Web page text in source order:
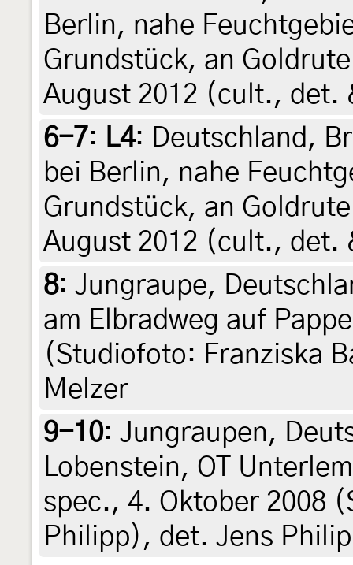
Berlin, nahe
Grundstück, an
August 2012 (cult., det.
6-7: L4: Deutschland,
bei Berlin, nahe
Grundstück, an
August 2012 (cult., det.
8: Jungraupe,
am Elbradweg auf
(Studiofoto: Franziska
Melzer
9-10: Jungraupen,
Lobenstein, OT
spec., 4. Oktober 2008
Philipp), det. Jens